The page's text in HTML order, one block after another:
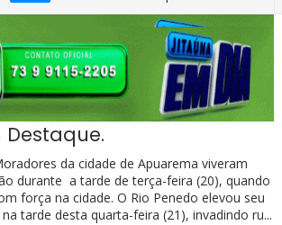
da cidade de Apuarema viveram
durante a tarde de terça-feira (20), quando
força na cidade. O Rio Penedo elevou seu
tarde desta quarta-feira (21), invadindo ru...